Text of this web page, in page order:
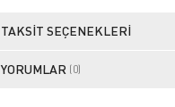
TAKSIT SEÇENEKLERI
YORUMLAR (0)